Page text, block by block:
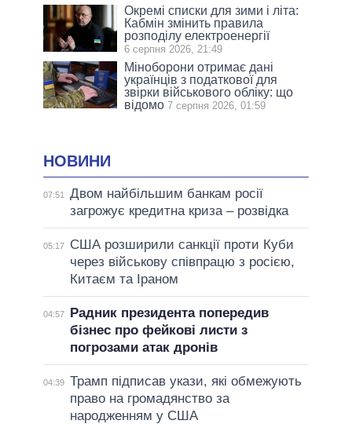
Окремі списки для зими і літа:
Кабмін змінить правила
розподілу електроенергії
6 серпня 2026, 21:49
Міноборони отримає дані
українців з податкової для
звірки військового обліку: що
відомо 7 серпня 2026, 01:59
НОВИНИ
07:51
Двом найбільшим банкам росії
загрожує кредитна криза – розвідка
05:17
США розширили санкції проти Куби
через військову співпрацю з росією,
Китаєм та Іраном
04:57
Радник президента попередив
бізнес про фейкові листи з
погрозами атак дронів
04:39 Трамп підписав укази, які обмежують
право на громадянство за
народженням у США